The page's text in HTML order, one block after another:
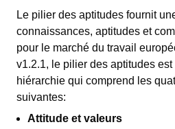
Le pilier des aptitudes fournit
connaissances, aptitudes et
pour le marché du travail
v1.2.1, le pilier des aptitudes
hiérarchie qui comprend les
suivantes:
Attitude et valeurs